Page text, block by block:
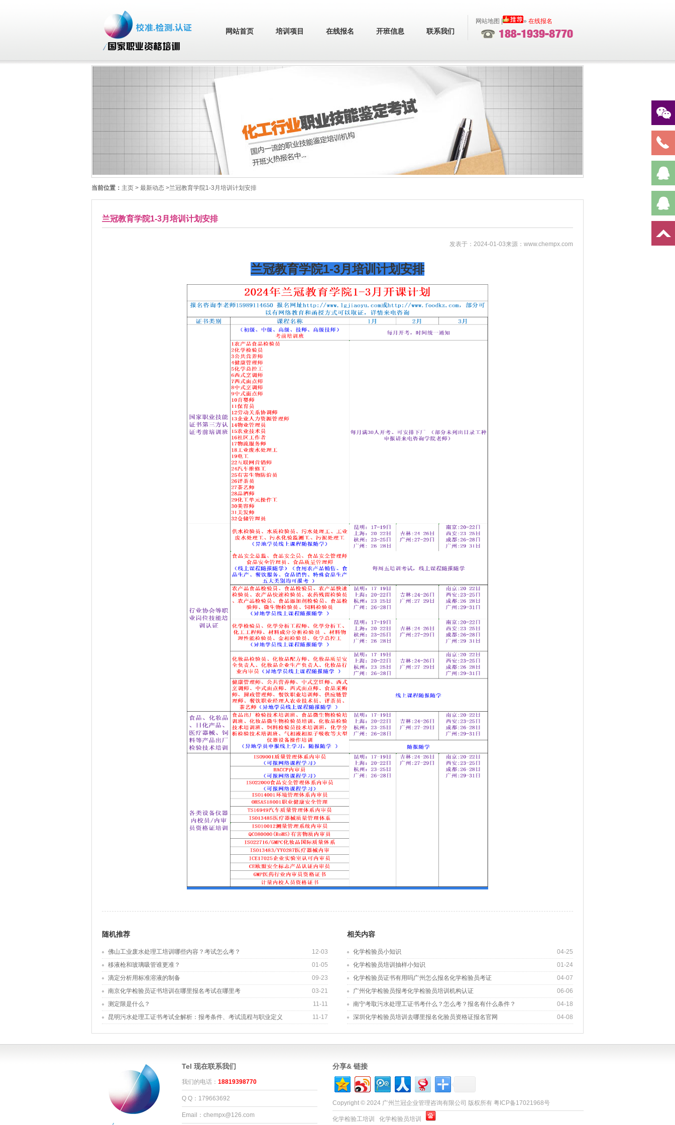
网站首页 培训项目 在线报名 开班信息 联系我们
网站地图 » 在线报名
当前位置： 主页 > 最新动态 >兰冠教育学院1-3月培训计划安排
兰冠教育学院1-3月培训计划安排
发表于：2024-01-03来源：www.chempx.com
兰冠教育学院1-3月培训计划安排
随机推荐
12-03
佛山工业废水处理工培训哪些内容？考试怎么考？
01-05
移液枪和玻璃吸管谁更准？
09-23
滴定分析用标准溶液的制备
03-21
南京化学检验员证书培训在哪里报名考试在哪里考
11-11
测定限是什么？
11-17
昆明污水处理工证书考试全解析：报考条件、考试流程与职业定义
相关内容
04-25
化学检验员小知识
01-24
化学检验员培训抽样小知识
04-07
化学检验员证书有用吗广州怎么报名化学检验员考证
06-06
广州化学检验员报考化学检验员培训机构认证
04-18
南宁考取污水处理工证书考什么？怎么考？报名有什么条件？
04-08
深圳化学检验员培训去哪里报名化验员资格证报名官网
Tel 现在联系我们
我们的电话： 18819398770
Q Q：179663692
Email：chempx@126.com
分享& 链接
Copyright © 2024 广州兰冠企业管理咨询有限公司 版权所有 粤ICP备17021968号
化学检验工培训 化学检验员培训